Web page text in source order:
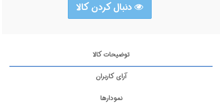
دنبال کردن کالا
توضیحات کالا
آرای کاربران
نمودارها